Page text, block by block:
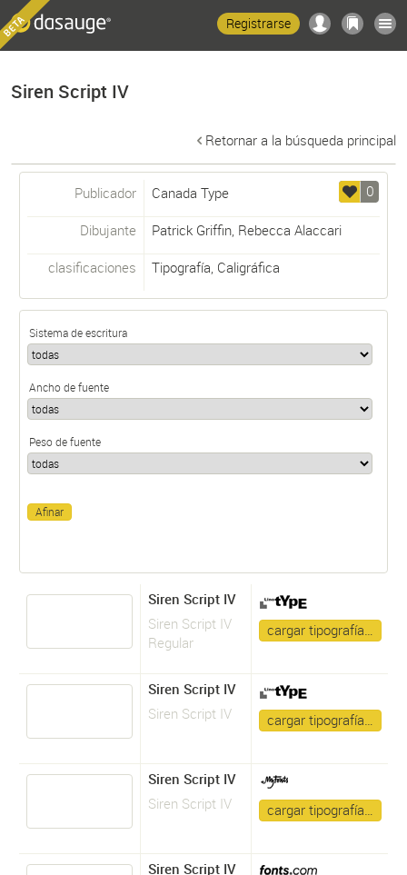
Registrarse
Siren Script IV
Retornar a la búsqueda principal
0
Publicador Canada Type
Dibujante Patrick Griffin, Rebecca Alaccari
clasificaciones Tipografía, Caligráfica
Sistema de escritura
Ancho de fuente
Peso de fuente
Siren Script IV
Siren Script IV
Regular
cargar tipografía…
Siren Script IV
Siren Script IV
cargar tipografía…
Siren Script IV
Siren Script IV
cargar tipografía…
Siren Script IV